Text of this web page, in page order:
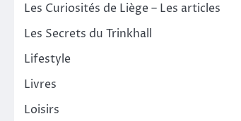
Les Curiosités de Liège – Les articles
Les Secrets du Trinkhall
Lifestyle
Livres
Loisirs